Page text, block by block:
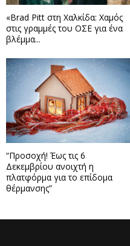
«Brad Pitt στη Χαλκίδα: Χαμός
στις γραμμές του ΟΣΕ για ένα
βλέμμα...
“Προσοχή! Έως τις 6
Δεκεμβρίου ανοιχτή η
πλατφόρμα για το επίδομα
θέρμανσης”